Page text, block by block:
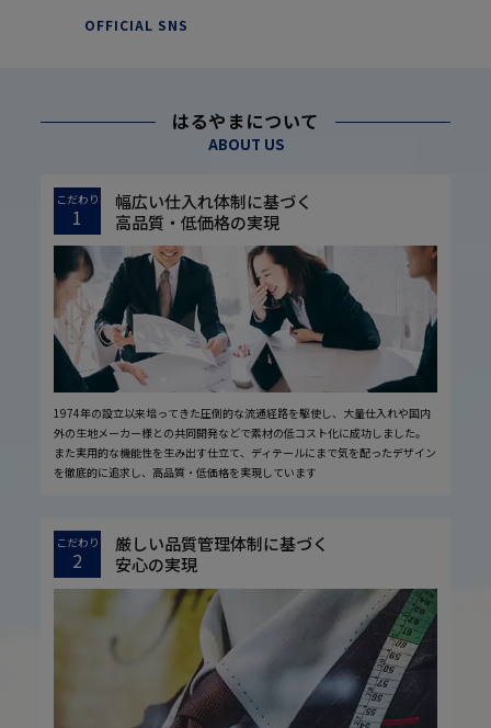
OFFICIAL SNS
はるやまについて
ABOUT US
こだわり
1
幅広い仕入れ体制に基づく
高品質・低価格の実現
1974年の設立以来培ってきた圧倒的な流通経路を駆使し、大量仕入れや国内
外の生地メーカー様との共同開発などで素材の低コスト化に成功しました。
また実用的な機能性を生み出す仕立て、ディテールにまで気を配ったデザイン
を徹底的に追求し、高品質・低価格を実現しています
こだわり
2
厳しい品質管理体制に基づく
安心の実現